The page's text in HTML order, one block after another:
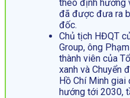
theo định hướng
đã được đưa ra
đốc.
Chủ tịch HĐQT
Group, ông
thành viên của
xanh và Chuyển
Hồ Chí Minh
hướng tới 2030,